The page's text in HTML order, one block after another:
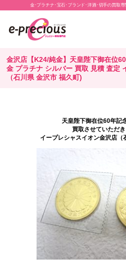
金･プラチナ･宝石･ブランド･洋酒･切手の買取
金沢店【K24/純金】天皇陛下御在位
金 プラチナ シルバー 買取 見積 査定
（石川県 金沢市 福久町)
天皇陛下御在位60年記
買取させていただき
イープレシャスイオン金沢店（